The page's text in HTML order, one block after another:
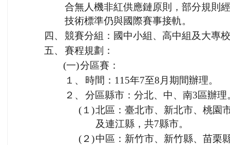
合無人機非紅供應鏈原則，部分規則
技術標準仍與國際賽事接軌。
四、 競賽分組：國中小組、高中組及大專
五、 賽程規劃：
(一)分區賽：
１、
時間：115年7至8月期間辦理。
２、 分區縣市：分北、中、南3區辦理
(１)北區：臺北市、新北市、桃園
及連江縣，共7縣市。
(２)中區：新竹市、新竹縣、苗栗